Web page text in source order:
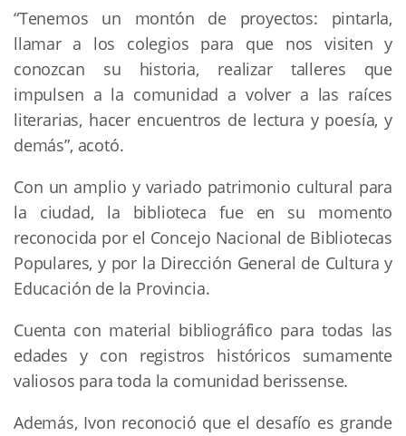
“Tenemos un montón de proyectos: pintarla,
llamar a los colegios para que nos visiten y
conozcan su historia, realizar talleres que
impulsen a la comunidad a volver a las raíces
literarias, hacer encuentros de lectura y poesía, y
demás”, acotó.
Con un amplio y variado patrimonio cultural para
la ciudad, la biblioteca fue en su momento
reconocida por el Concejo Nacional de Bibliotecas
Populares, y por la Dirección General de Cultura y
Educación de la Provincia.
Cuenta con material bibliográfico para todas las
edades y con registros históricos sumamente
valiosos para toda la comunidad berissense.
Además, Ivon reconoció que el desafío es grande